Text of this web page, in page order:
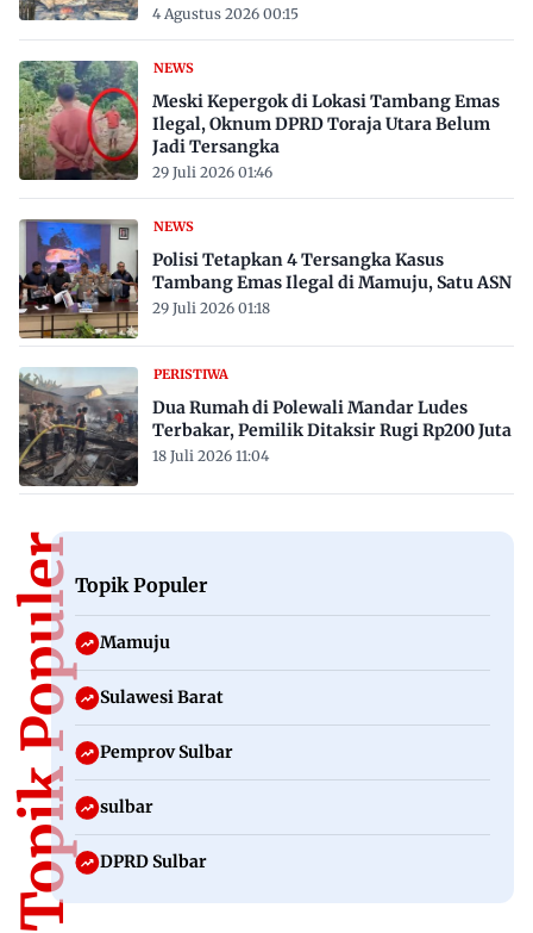
4 Agustus 2026 00:15
NEWS
Meski Kepergok di Lokasi Tambang Emas
Ilegal, Oknum DPRD Toraja Utara Belum
Jadi Tersangka
29 Juli 2026 01:46
NEWS
Polisi Tetapkan 4 Tersangka Kasus
Tambang Emas Ilegal di Mamuju, Satu ASN
29 Juli 2026 01:18
PERISTIWA
Dua Rumah di Polewali Mandar Ludes
Terbakar, Pemilik Ditaksir Rugi Rp200 Juta
18 Juli 2026 11:04
Topik PopulerTopik Populer
Mamuju
Sulawesi Barat
Pemprov Sulbar
sulbar
DPRD Sulbar